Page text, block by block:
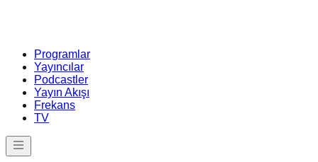
Programlar
Yayıncılar
Podcastler
Yayın Akışı
Frekans
TV